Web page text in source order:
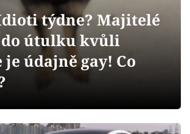
týdne? Majitelé
do útulku kvůli
je údajně gay! Co